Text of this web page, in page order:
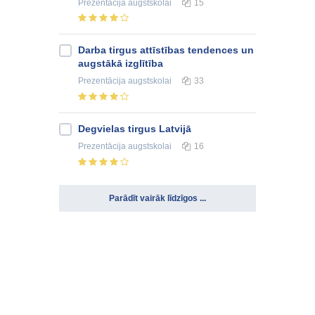
Prezentācija augstskolai 15
Darba tirgus attīstības tendences un
augstākā izglītība
Prezentācija augstskolai 33
Degvielas tirgus Latvijā
Prezentācija augstskolai 16
Parādīt vairāk līdzīgos ...